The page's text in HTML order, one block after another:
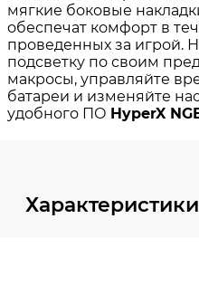
Характеристики